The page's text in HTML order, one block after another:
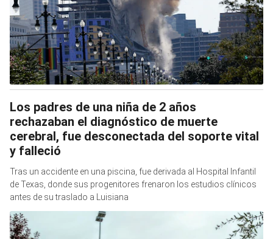
Los padres de una niña de 2 años
rechazaban el diagnóstico de muerte
cerebral, fue desconectada del soporte vital
y falleció
Tras un accidente en una piscina, fue derivada al Hospital Infantil
de Texas, donde sus progenitores frenaron los estudios clínicos
antes de su traslado a Luisiana